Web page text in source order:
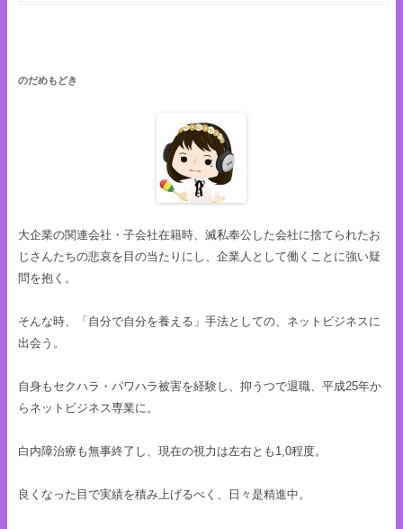
のだめもどき
大企業の関連会社・子会社在籍時、滅私奉公した会社に捨てられたお
じさんたちの悲哀を目の当たりにし、企業人として働くことに強い疑
問を抱く。
そんな時、「自分で自分を養える」手法としての、ネットビジネスに
出会う。
自身もセクハラ・パワハラ被害を経験し、抑うつで退職、平成25年か
らネットビジネス専業に。
白内障治療も無事終了し、現在の視力は左右とも1,0程度。
良くなった目で実績を積み上げるべく、日々是精進中。